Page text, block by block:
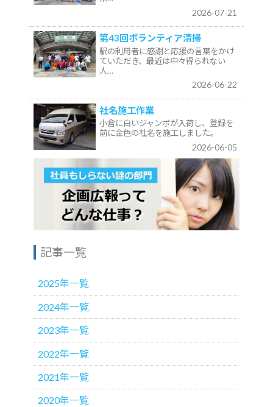
2026-07-21
第43回ボランティア清掃
駅の利用者に感謝と応援の言葉をかけ
ていただき、最近は中々得られない
人…
2026-06-22
社名施工作業
小倉に白いジャンボが入荷し、登録を
前に金色の社名を施工しました。
2026-06-05
記事一覧
2025年一覧
2024年一覧
2023年一覧
2022年一覧
2021年一覧
2020年一覧